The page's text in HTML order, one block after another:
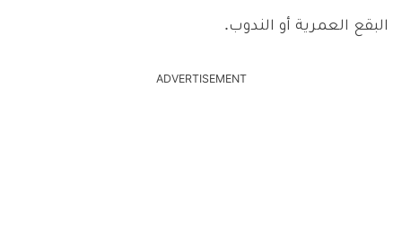
البقع العمرية أو الندوب.
ADVERTISEMENT